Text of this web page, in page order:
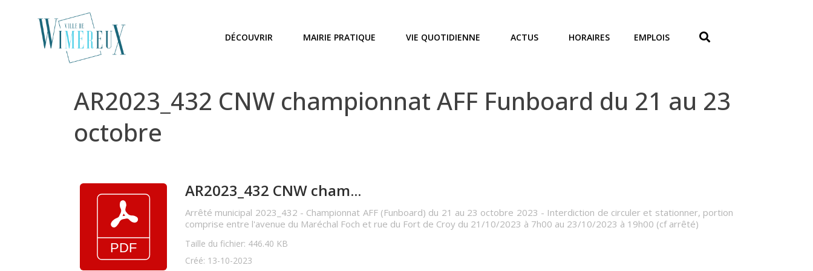
DÉCOUVRIR MAIRIE PRATIQUE VIE QUOTIDIENNE ACTUS HORAIRES EMPLOIS
AR2023_432 CNW championnat AFF Funboard du 21 au 23
octobre
AR2023_432 CNW cham...
Arrêté municipal 2023_432 - Championnat AFF (Funboard) du 21 au 23 octobre 2023 - Interdiction de circuler et stationner, portion
comprise entre l'avenue du Maréchal Foch et rue du Fort de Croy du 21/10/2023 à 7h00 au 23/10/2023 à 19h00 (cf arrêté)
Taille du fichier: 446.40 KB
Créé: 13-10-2023